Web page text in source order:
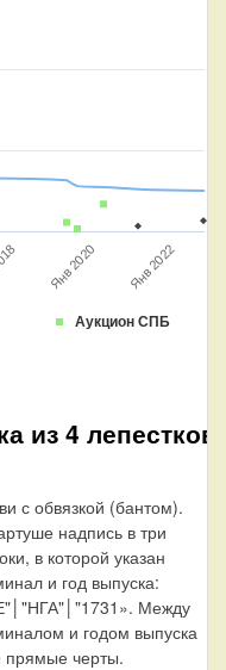
Аукцион СПБ
Янв 2020 Янв 2022
из 4 лепестков
с обвязкой (бантом).
надпись в три
в которой указан
и год выпуска:
Между
и годом выпуска
прямые черты.